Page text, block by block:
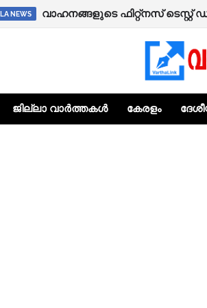
NEWS വാഹനങ്ങളുടെ ഫിറ്റ്‌നസ്
NEWS താമരശ്ശേരിയിൽ വ്യാജ സ്വർണം
ജില്ലാ വാർത്തകൾ കേരളം